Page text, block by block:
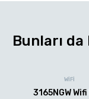
Bunları
WİFİ
3165NGW